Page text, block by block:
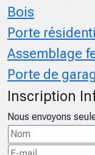
Bois
Porte
Assemblage
Porte de
Inscription
Nous envoyons